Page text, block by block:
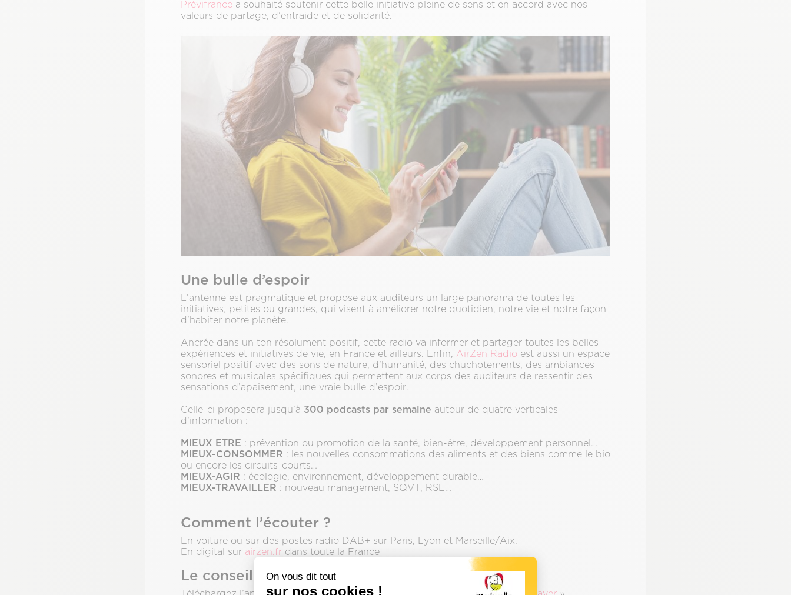
On vous dit tout
sur nos cookies !
Prévifrance a souhaité soutenir cette belle initiative pleine de sens et en accord avec nos
valeurs de partage, d’entraide et de solidarité.
Une bulle d’espoir
L’antenne est pragmatique et propose aux auditeurs un large panorama de toutes les
initiatives, petites ou grandes, qui visent à améliorer notre quotidien, notre vie et notre façon
d’habiter notre planète.
Ancrée dans un ton résolument positif, cette radio va informer et partager toutes les belles
expériences et initiatives de vie, en France et ailleurs. Enfin, AirZen Radio est aussi un espace
sensoriel positif avec des sons de nature, d’humanité, des chuchotements, des ambiances
sonores et musicales spécifiques qui permettent aux corps des auditeurs de ressentir des
sensations d’apaisement, une vraie bulle d’espoir.
Celle-ci proposera jusqu’à 300 podcasts par semaine autour de quatre verticales
d’information :
MIEUX ETRE : prévention ou promotion de la santé, bien-être, développement personnel…
MIEUX-CONSOMMER : les nouvelles consommations des aliments et des biens comme le bio
ou encore les circuits-courts…
MIEUX-AGIR : écologie, environnement, développement durable…
MIEUX-TRAVAILLER : nouveau management, SQVT, RSE…
Comment l’écouter ?
En voiture ou sur des postes radio DAB+ sur Paris, Lyon et Marseille/Aix.
En digital sur airzen.fr dans toute la France
Le conseil Prévi